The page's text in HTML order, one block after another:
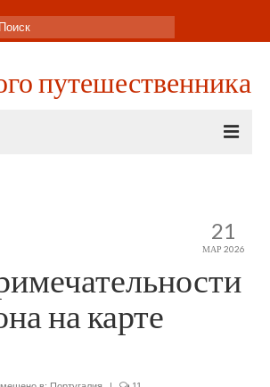
путешественника
по Палермо
острова
Липари и Стромболи
21
МАР 2026
на карте